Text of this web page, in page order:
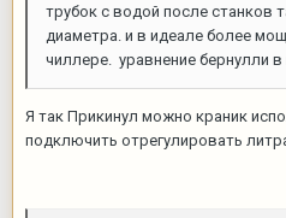
трубок с водой после станков
диаметра. и в идеале более
чиллере. уравнение бернулли
Я так Прикинул можно краник
подключить отрегулировать